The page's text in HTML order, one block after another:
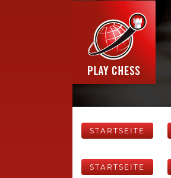
STARTSEITE
STARTSEITE